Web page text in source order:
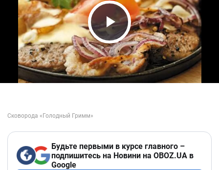
Play Video
Будьте первыми в курсе главного –
подпишитесь на Новини на OBOZ.UA в
Google